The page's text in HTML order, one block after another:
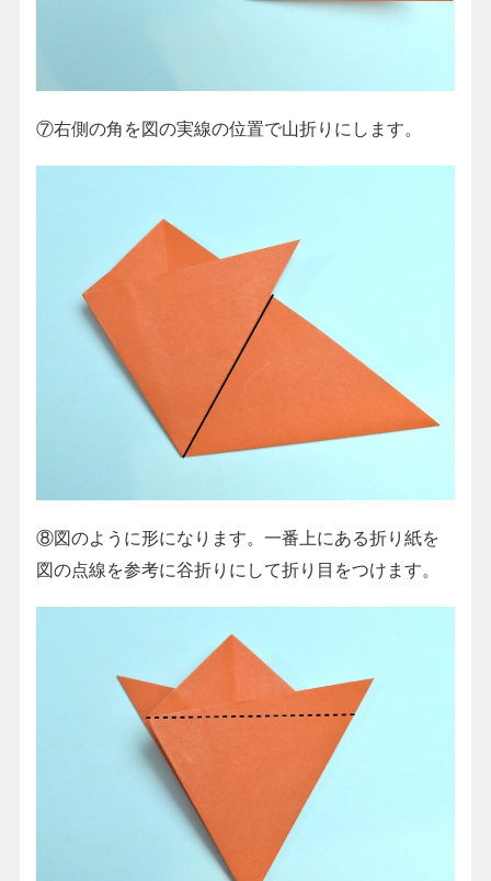
⑦右側の角を図の実線の位置で山折りにします。
⑧図のように形になります。一番上にある折り紙を
図の点線を参考に谷折りにして折り目をつけます。